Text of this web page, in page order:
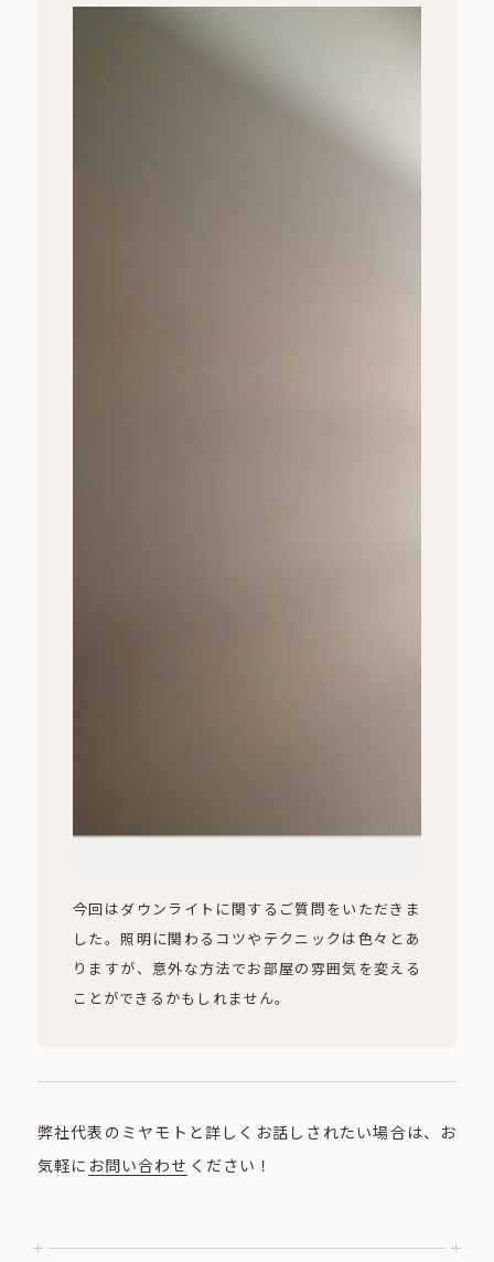
今回はダウンライトに関するご質問をいただきま
した。照明に関わるコツやテクニックは色々とあ
りますが、意外な方法でお部屋の雰囲気を変える
ことができるかもしれません。
弊社代表のミヤモトと詳しくお話しされたい場合は、お
気軽に お問い合わせ ください！